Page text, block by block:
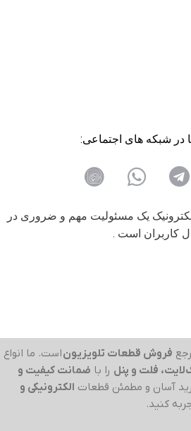
در شبکه های اجتماعی:
یک مسئولیت مهم و ضروری در
کاربران است .
فروش قطعات تلویزیوناست. ما انواع
را با ضمانت کیفیت و
آسان و مطمئن قطعات الکترونیکی و
کنید.